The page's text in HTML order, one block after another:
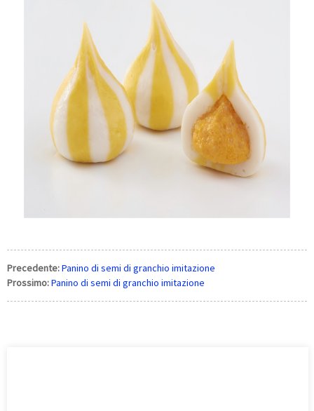
Precedente:Panino di semi di granchio imitazione
Prossimo:Panino di semi di granchio imitazione